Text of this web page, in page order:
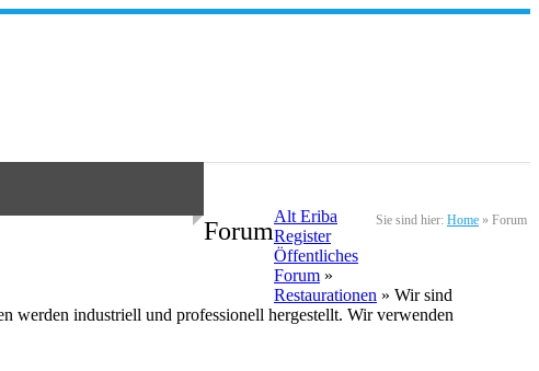
Forum Sie sind hier: Home » Forum
Alt Eriba
Register
Öffentliches
Forum »
Restaurationen » Wir sind
industriell und professionell hergestellt. Wir verwenden